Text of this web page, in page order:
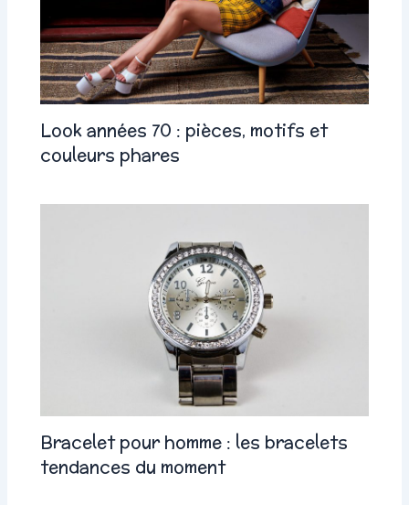
Look années 70 : pièces, motifs et
couleurs phares
Bracelet pour homme : les bracelets
tendances du moment